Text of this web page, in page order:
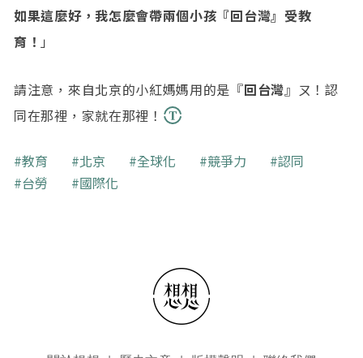
如果這麼好，我怎麼會帶兩個小孩『回台灣』受教
育！ 」
請注意，來自北京的小紅媽媽用的是『回台灣』ㄡ！認
同在那裡，家就在那裡！
關鍵字
教育 北京 全球化 競爭力
認同
台勞
國際化